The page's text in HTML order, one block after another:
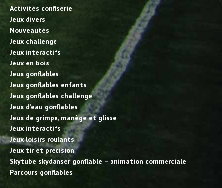
Activités confiserie
Jeux divers
Nouveautés
Jeux challenge
Jeux interactifs
Jeux en bois
Jeux gonflables
Jeux gonflables enfants
Jeux gonflables challenge
Jeux d’eau gonflables
Jeux de grimpe, manège et glisse
Jeux interactifs
Jeux loisirs roulants
Jeux tir et précision
Skytube skydanser gonflable – animation commerciale
Parcours gonflables